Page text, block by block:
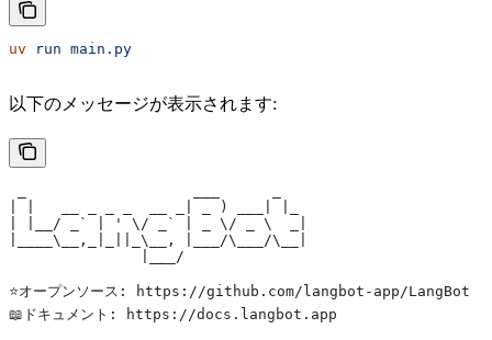
uv run main.py
以下のメッセージが表示されます:
| |   __ _ _ _  __ _| _ ) ___| |_
| |__/ _` | ' \/ _` | _ \/ _ \  _|
|____\__,_|_||_\__, |___/\___/\__|
               |___/
⭐️オープンソース: https://github.com/langbot-app/LangBot
📖ドキュメント: https://docs.langbot.app